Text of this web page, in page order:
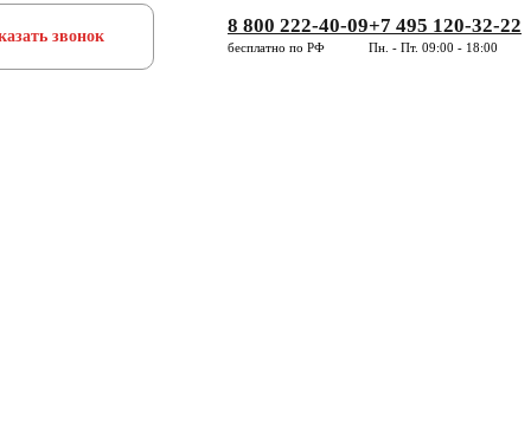
звонок 8 800 222-40-09
бесплатно по РФ
+7 495 120-32-22
Пн. - Пт. 09:00 - 18:00